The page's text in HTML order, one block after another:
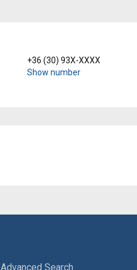
+36 (30) 93X-XXXX
Show number
Advanced Search